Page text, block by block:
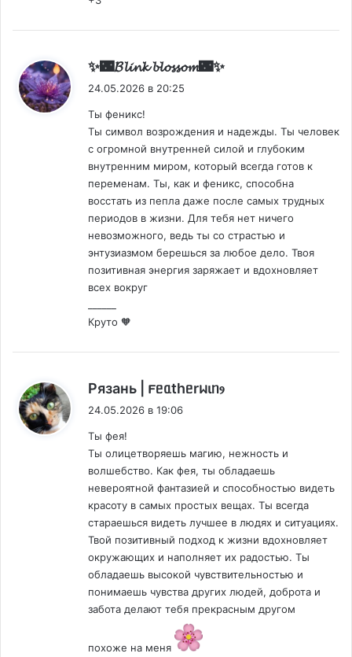
✨🌃𝓑𝓵𝓲𝓷𝓴 𝓫𝓵𝓸𝓼𝓼𝓸𝓶🌃✨
24.05.2026 в 20:25
Ты феникс!
Ты символ возрождения и надежды. Ты человек
с огромной внутренней силой и глубоким
внутренним миром, который всегда готов к
переменам. Ты, как и феникс, способна
восстать из пепла даже после самых трудных
периодов в жизни. Для тебя нет ничего
невозможного, ведь ты со страстью и
энтузиазмом берешься за любое дело. Твоя
позитивная энергия заряжает и вдохновляет
всех вокруг
Круто 🧡
Рязань | 𐔥ᥱᥲthᥱrᥕιᥒⳋ
24.05.2026 в 19:06
Ты фея!
Ты олицетворяешь магию, нежность и
волшебство. Как фея, ты обладаешь
невероятной фантазией и способностью видеть
красоту в самых простых вещах. Ты всегда
стараешься видеть лучшее в людях и ситуациях.
Твой позитивный подход к жизни вдохновляет
окружающих и наполняет их радостью. Ты
обладаешь высокой чувствительностью и
понимаешь чувства других людей, доброта и
забота делают тебя прекрасным другом
похоже на меня